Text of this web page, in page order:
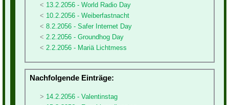
13.2.2056 - World Radio Day
10.2.2056 - Weiberfastnacht
8.2.2056 - Safer Internet Day
2.2.2056 - Groundhog Day
2.2.2056 - Mariä Lichtmess
Nachfolgende Einträge:
14.2.2056 - Valentinstag